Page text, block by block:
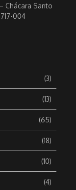
Chácara Santo
004
(3)
(13)
(65)
(18)
(10)
(4)